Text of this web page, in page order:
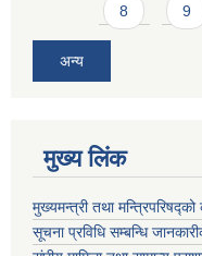
8 9
अन्य
मुख्य लिंक
मुख्यमन्त्री तथा
सूचना प्रविधि सम्बन्धि